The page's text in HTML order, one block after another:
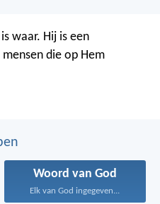
waar. Hij is een
die op Hem
Woord van God
Elk van God ingegeven...